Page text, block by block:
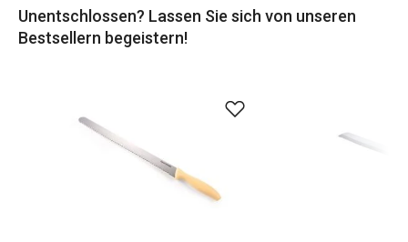
und spülmaschinenfest.
japanische Messer oderTranchiermesser
Unentschlossen? Lassen Sie sich von unseren
Bestsellern begeistern!